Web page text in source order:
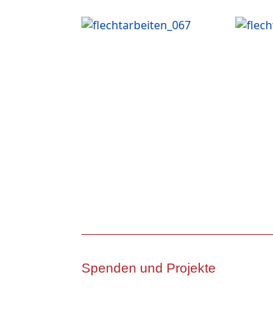
Spenden und Projekte